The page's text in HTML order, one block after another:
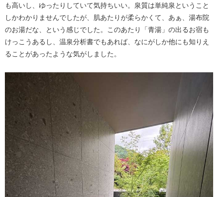
も高いし、ゆったりしていて気持ちいい。泉質は単純泉ということ
しかわかりませんでしたが、肌あたりが柔らかくて、あぁ、湯布院
のお湯だな、という感じでした。このあたり「青湯」の出るお宿も
けっこうあるし、温泉分析書でもあれば、なにがしか他にも知りえ
ることがあったような気がしました。